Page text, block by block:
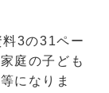
3の31ペー
庭の子ども
になりま